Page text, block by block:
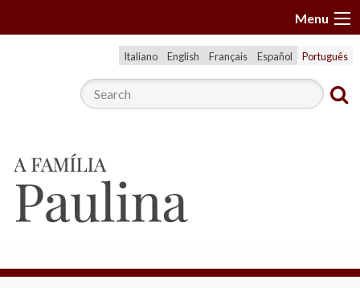
k
t
Menu
Italiano English Français Español Português